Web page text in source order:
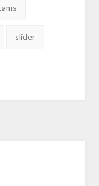
slider